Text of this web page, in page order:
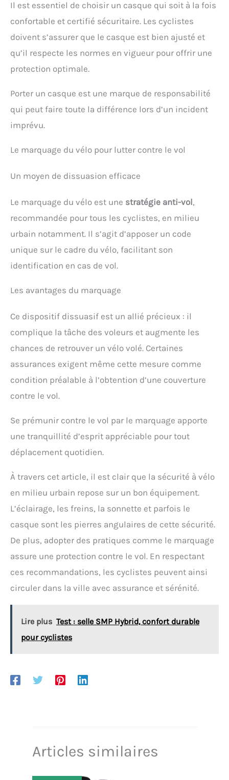
Il est essentiel de choisir un casque qui soit à la fois
confortable et certifié sécuritaire. Les cyclistes
doivent s’assurer que le casque est bien ajusté et
qu’il respecte les normes en vigueur pour offrir une
protection optimale.
Porter un casque est une marque de responsabilité
qui peut faire toute la différence lors d’un incident
imprévu.
Le marquage du vélo pour lutter contre le vol
Un moyen de dissuasion efficace
Le marquage du vélo est une stratégie anti-vol,
recommandée pour tous les cyclistes, en milieu
urbain notamment. Il s’agit d’apposer un code
unique sur le cadre du vélo, facilitant son
identification en cas de vol.
Les avantages du marquage
Ce dispositif dissuasif est un allié précieux : il
complique la tâche des voleurs et augmente les
chances de retrouver un vélo volé. Certaines
assurances exigent même cette mesure comme
condition préalable à l’obtention d’une couverture
contre le vol.
Se prémunir contre le vol par le marquage apporte
une tranquillité d’esprit appréciable pour tout
déplacement quotidien.
À travers cet article, il est clair que la sécurité à vélo
en milieu urbain repose sur un bon équipement.
L’éclairage, les freins, la sonnette et parfois le
casque sont les pierres angulaires de cette sécurité.
De plus, adopter des pratiques comme le marquage
assure une protection contre le vol. En respectant
ces recommandations, les cyclistes peuvent ainsi
circuler dans la ville avec assurance et sérénité.
Lire plus Test : selle SMP Hybrid, confort durable
pour cyclistes
Articles similaires